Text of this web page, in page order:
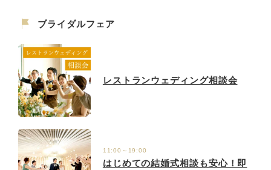
ブライダルフェア
レストランウェディング相談会
11:00～19:00
はじめての結婚式相談も安心！即